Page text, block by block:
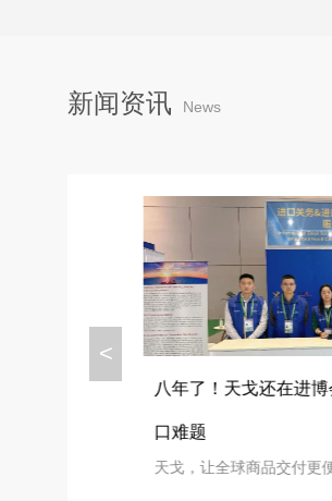
新闻资讯 News
<
八年了！天戈还在进
口难题
天戈，让全球商品交付更